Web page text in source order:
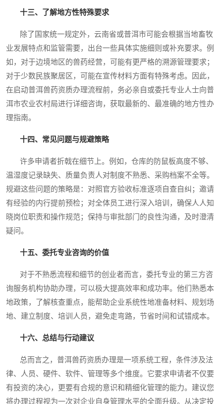
十三、了解地方性特殊要求
除了国家统一规定外，云南省或普洱市可能会根据当地畜牧
业发展特点和监管需要，出台一些具体实施细则或补充要求。例
如，对于边境地区的兽药经营，可能有更严格的溯源管理要求；
对于少数民族聚居区，可能在宣传材料方面有特殊考虑。因此，
在启动普洱兽药资质办理流程前，务必亲自或委托专业人士向普
洱市农业农村局进行详细咨询，获取最新的、最准确的地方性办
理指南。
十四、常见问题与规避策略
许多申请者折戟在细节上。例如，仓库的防鼠板高度不够、
温湿度记录缺失、质量负责人对制度不熟悉、采购档案不全等。
规避这些问题的策略是：对照官方验收标准逐项自查自纠；邀请
有经验的内行提前预检；对全体员工进行深入培训，确保人人知
晓岗位职责和操作规范；保持与审批部门的良性沟通，及时澄清
疑问。
十五、委托专业咨询的价值
对于不熟悉流程和细节的创业者而言，委托专业的第三方咨
询服务机构协助办理，可以极大提高效率和成功率。他们熟悉本
地政策，了解核查重点，能帮助企业系统性地准备材料、规划场
地、建立制度、培训人员，避免走弯路，节省时间和试错成本。
十六、总结与行动建议
总而言之，普洱兽药资质办理是一项系统工程，条件涉及法
律、人员、硬件、软件、管理等多个维度。它要求申请者不仅要
有投资的决心，更要有合规的意识和精细化管理的能力。建议您
将办理过程视为一次对企业自身管理水平的全面升级。从决定投